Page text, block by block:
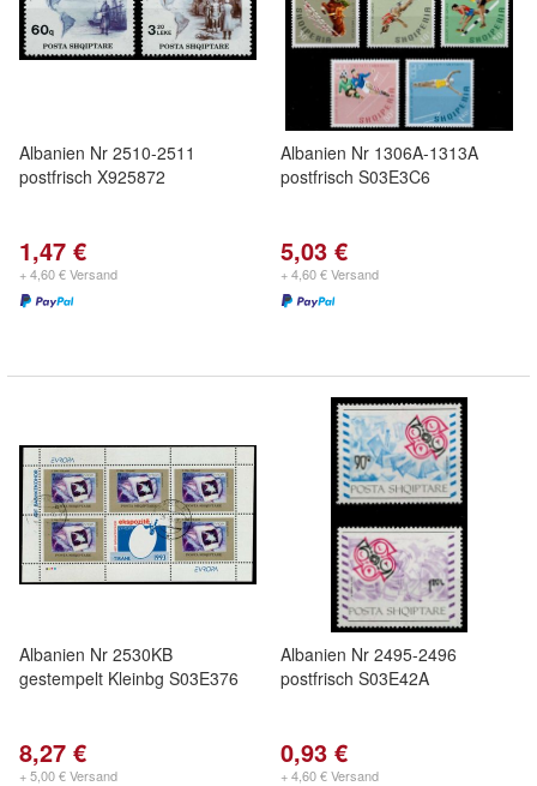
Albanien Nr 2510-2511
postfrisch X925872
1,47 €
+ 4,60 € Versand
Albanien Nr 1306A-1313A
postfrisch S03E3C6
5,03 €
+ 4,60 € Versand
Albanien Nr 2530KB
gestempelt Kleinbg S03E376
8,27 €
+ 5,00 € Versand
Albanien Nr 2495-2496
postfrisch S03E42A
0,93 €
+ 4,60 € Versand